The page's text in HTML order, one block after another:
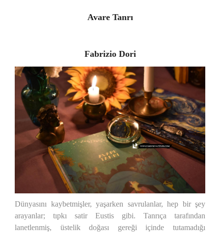
Avare Tanrı
Fabrizio Dori
Dünyasını kaybetmişler, yaşarken savrulanlar, hep bir şey
arayanlar; tıpkı satir Eustis gibi. Tanrıça tarafından
lanetlenmiş, üstelik doğası gereği içinde tutamadığı